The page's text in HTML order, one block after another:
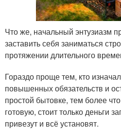
Что же, начальный энтузиазм
заставить себя заниматься
протяжении длительного
Гораздо проще тем, кто
повышенных обязательств и
простой бытовке, тем более
готовую, стоит только деньги
привезут и всё установят.